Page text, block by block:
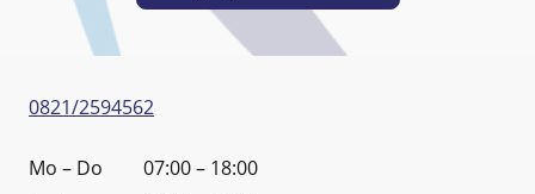
0821/2594562
Mo – Do
07:00 – 18:00